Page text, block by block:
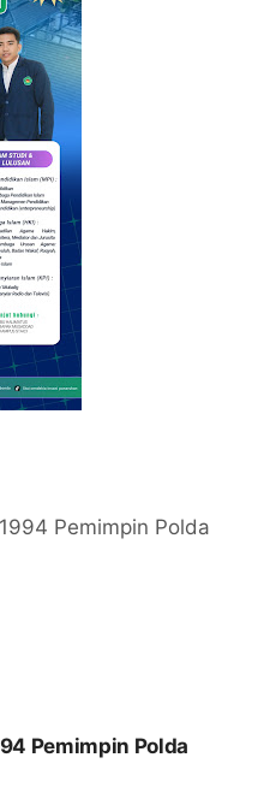
Pemimpin Polda